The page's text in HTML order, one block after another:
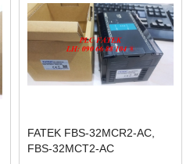
FATEK FBS-32MCR2-AC,
FBS-32MCT2-AC